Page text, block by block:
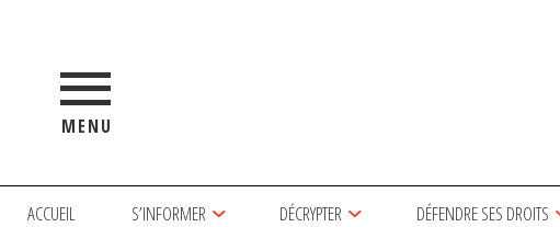
MENU
ACCUEIL S’INFORMER DÉCRYPTER DÉFENDRE SES DROITS